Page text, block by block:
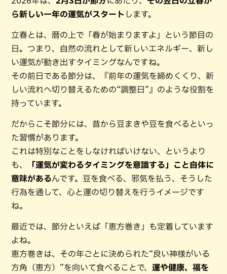
ら新しい一年の運気がスタート します。
立春とは、暦の上で「春が始まりますよ」という節目の
日。つまり、自然の流れとして新しいエネルギー、新し
い運気が動き出すタイミングなんですね。
その前日である節分は、『前年の運気を締めくくり、新
しい流れへ切り替えるための“調整日”』のような役割を
持っています。
だからこそ節分には、昔から豆まきや豆を食べるといっ
た習慣があります。
これは特別なことをしなければいけない、というより
も、
「運気が変わるタイミングを意識する」こと自体に
意味があるんです。豆を食べる、邪気を払う、そうした
行為を通して、心と運の切り替えを行うイメージです
ね。
最近では、節分といえば「恵方巻き」も定着しています
よね。
恵方巻きは、その年ごとに決められた“良い神様がいる
方角（恵方）”を向いて食べることで、 運や健康、福を